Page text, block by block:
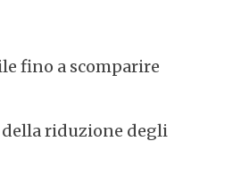
fino a scomparire
riduzione degli